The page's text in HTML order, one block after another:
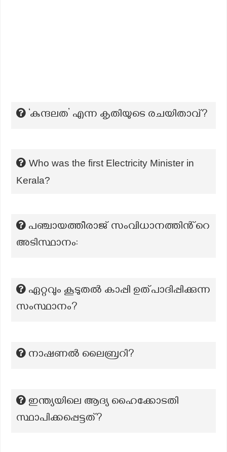
‘കുന്ദലത’ എന്ന കൃതിയുടെ രചയിതാവ്?
Who was the first Electricity Minister in
Kerala?
പഞ്ചായത്തീരാജ് സംവിധാനത്തിൻ്റെ
അടിസ്ഥാനം:
ഏറ്റവും കൂടുതൽ കാപ്പി ഉത്പാദിപ്പിക്കുന്ന
സംസ്ഥാനം?
നാഷണൽ ലൈബ്രറി?
ഇന്ത്യയിലെ ആദ്യ ഹൈക്കോടതി
സ്ഥാപിക്കപ്പെട്ടത്?